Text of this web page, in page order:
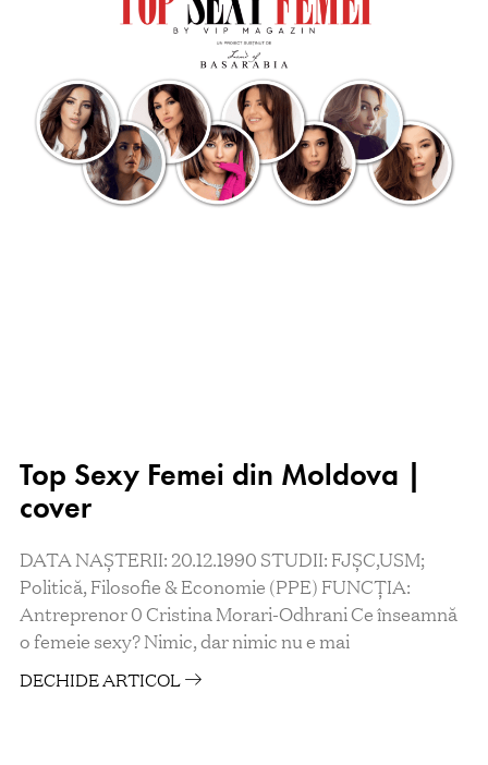
Top Sexy Femei din Moldova |
cover
DATA NAȘTERII: 20.12.1990 STUDII: FJȘC,USM;
Politică, Filosofie & Economie (PPE) FUNCȚIA:
Antreprenor 0 Cristina Morari-Odhrani Ce înseamnă
o femeie sexy? Nimic, dar nimic nu e mai
DECHIDE ARTICOL